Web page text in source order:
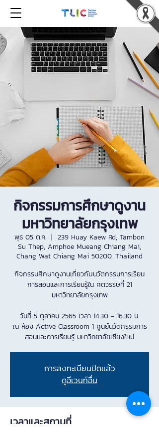
กิจกรรมการศึกษาดูงาน
มหาวิทยาลัยกรุงเทพ
พุธ 05 ต.ค.
  |
239 Huay Kaew Rd, Tambon
Su Thep, Amphoe Mueang Chiang Mai,
Chang Wat Chiang Mai 50200, Thailand
กิจกรรมศึกษาดูงานเกี่ยวกับนวัตกรรมการเรียน
การสอนและการเรียนรู้ใน ศตวรรษที่ 21
มหาวิทยาลัยกรุงเทพ
วันที่ 5 ตุลาคม 2565 เวลา 14.30 - 16.30 น.
ณ ห้อง Active Classroom 1 ศูนย์นวัตกรรมการ
สอนและการเรียนรู้ มหาวิทยาลัยเชียงใหม่
การลงทะเบียนปิดแล้ว
ดูอีเวนท์อื่น
เวลาและสถานที่